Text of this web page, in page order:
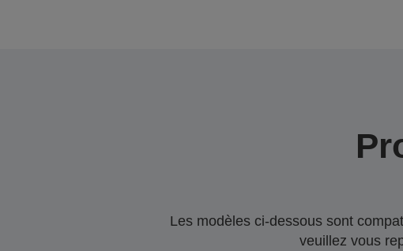
Les modèles ci-dessous sont
veuillez vous